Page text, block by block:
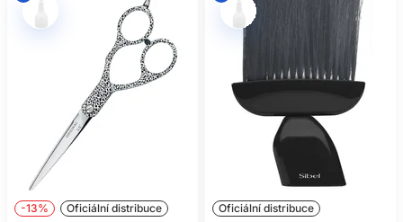
-13% Oficiální distribuce Oficiální distribuce